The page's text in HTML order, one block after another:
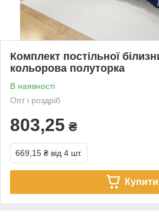
Комплект постільної
кольорова полуторка
В наявності
Опт і роздріб
803,25 ₴
669,15 ₴ від 4 шт.
Купити